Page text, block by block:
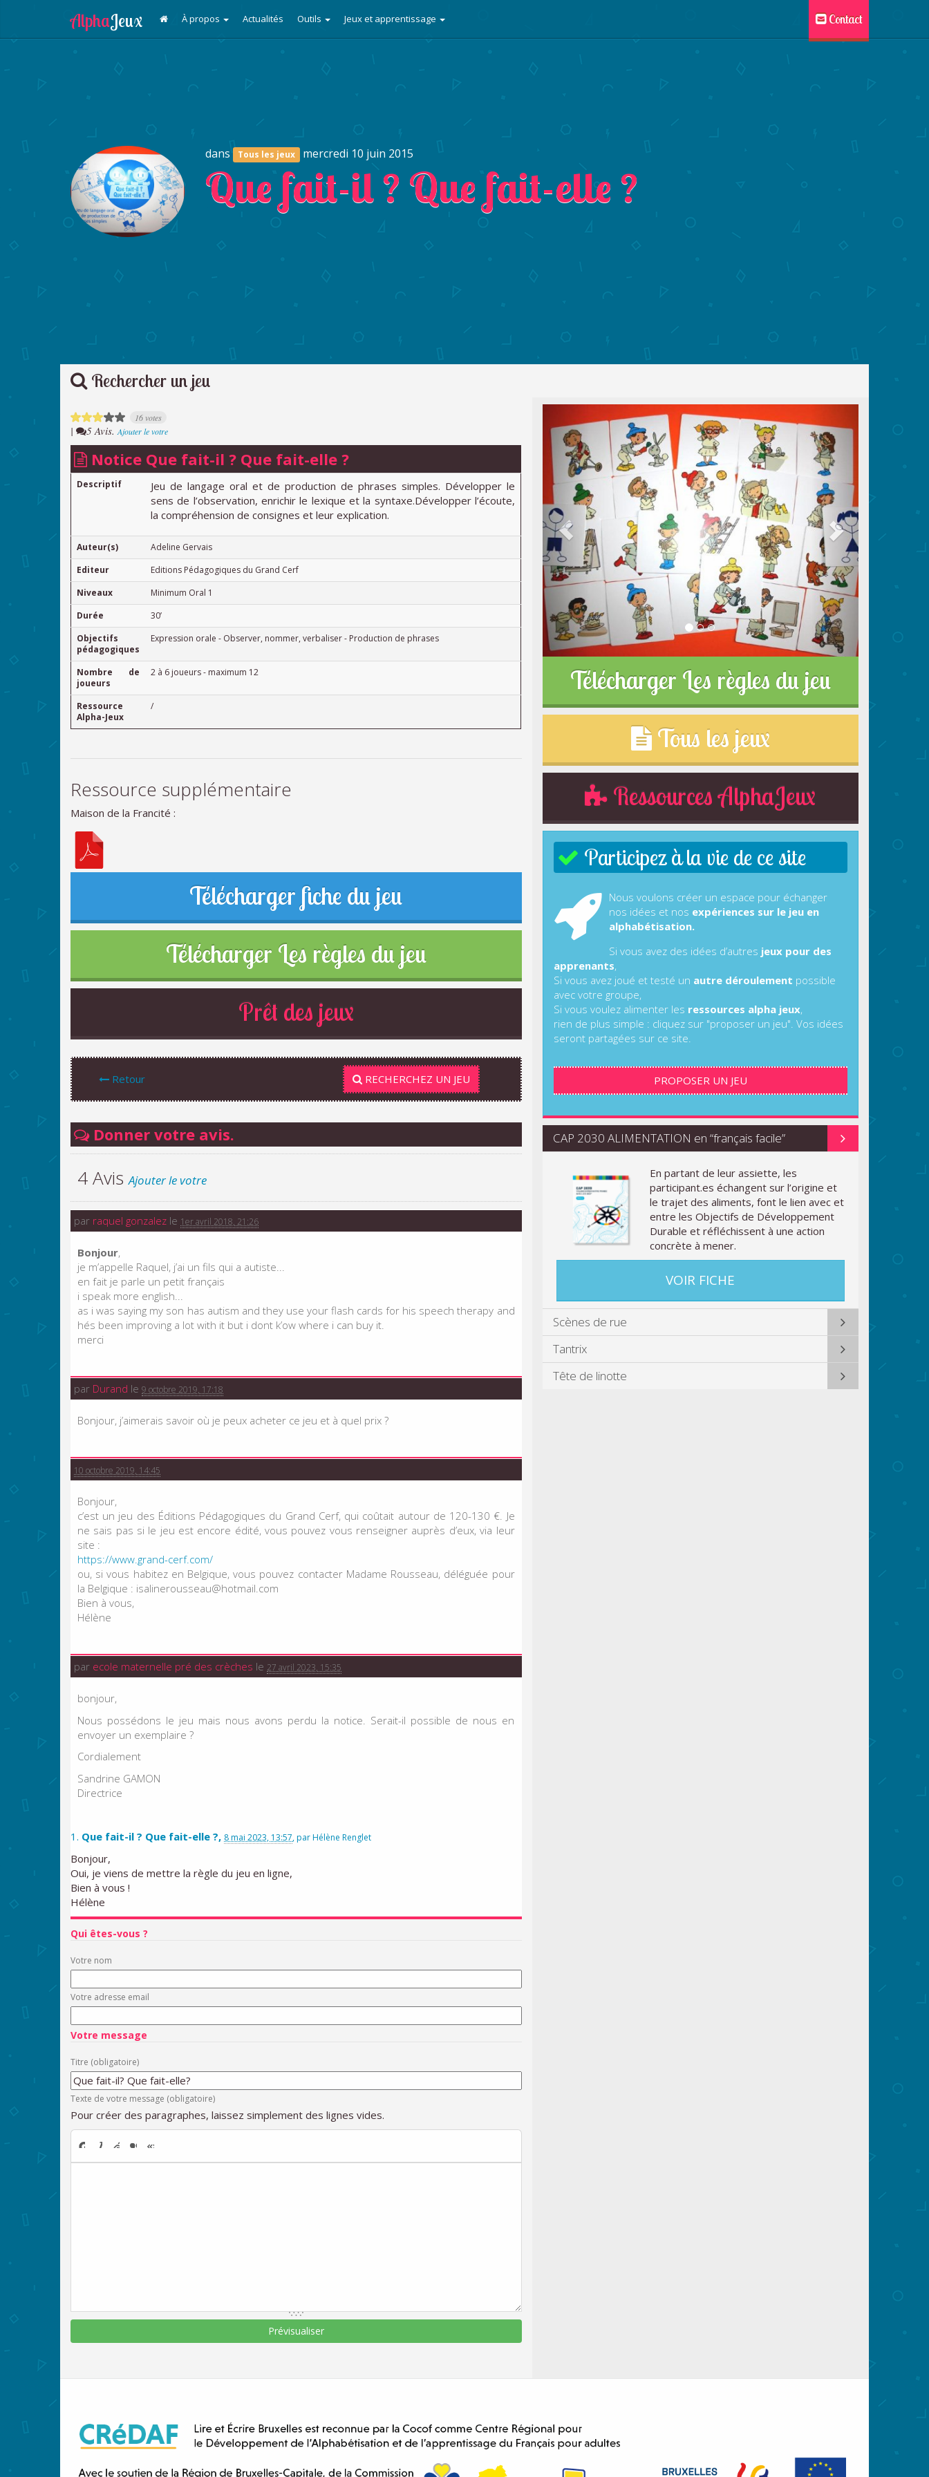
À propos Actualités Outils Jeux et apprentissage Contact
dans Tous les jeux mercredi 10 juin 2015
Que fait-il ? Que fait-elle ?
Rechercher un jeu
16 votes
| 5 Avis. Ajouter le votre
Notice Que fait-il ? Que fait-elle ?
Descriptif
Jeu de langage oral et de production de phrases simples. Développer le
sens de l’observation, enrichir le lexique et la syntaxe.Développer l’écoute,
la compréhension de consignes et leur explication.
Auteur(s)
Adeline Gervais
Editeur
Editions Pédagogiques du Grand Cerf
Niveaux
Minimum Oral 1
Durée
30’
Objectifs
pédagogiques
Expression orale - Observer, nommer, verbaliser - Production de phrases
Nombre de
joueurs
2 à 6 joueurs - maximum 12
Ressource
Alpha-Jeux
/
Ressource supplémentaire
Maison de la Francité :
Télécharger fiche du jeu
Télécharger Les règles du jeu
Prêt des jeux
Retour RECHERCHEZ UN JEU
Donner votre avis.
4 AvisAjouter le votre
par raquel gonzalez le 1er avril 2018, 21:26
Bonjour,
je m’appelle Raquel, j’ai un fils qui a autiste...
en fait je parle un petit français
i speak more english...
as i was saying my son has autism and they use your flash cards for his speech therapy and
hés been improving a lot with it but i dont k’ow where i can buy it.
merci
par Durand le 9 octobre 2019, 17:18
Bonjour, j’aimerais savoir où je peux acheter ce jeu et à quel prix ?
10 octobre 2019, 14:45
Bonjour,
c’est un jeu des Éditions Pédagogiques du Grand Cerf, qui coûtait autour de 120-130 €. Je
ne sais pas si le jeu est encore édité, vous pouvez vous renseigner auprès d’eux, via leur
site :
https://www.grand-cerf.com/
ou, si vous habitez en Belgique, vous pouvez contacter Madame Rousseau, déléguée pour
la Belgique : isalinerousseau@hotmail.com
Bien à vous,
Hélène
par ecole maternelle pré des crèches le 27 avril 2023, 15:35
bonjour,
Nous possédons le jeu mais nous avons perdu la notice. Serait-il possible de nous en
envoyer un exemplaire ?
Cordialement
Sandrine GAMON
Directrice
1. Que fait-il ? Que fait-elle ?, 8 mai 2023, 13:57,parHélène Renglet
Bonjour,
Oui, je viens de mettre la règle du jeu en ligne,
Bien à vous !
Hélène
Qui êtes-vous ?
Votre nom
Votre adresse email
Votre message
Titre (obligatoire)
Texte de votre message (obligatoire)
Pour créer des paragraphes, laissez simplement des lignes vides.
Télécharger Les règles du jeu
Tous les jeux
Ressources AlphaJeux
Participez à la vie de ce site
Nous voulons créer un espace pour échanger
nos idées et nos expériences sur le jeu en
alphabétisation.
Si vous avez des idées d’autres jeux pour des
apprenants,
Si vous avez joué et testé un autre déroulement possible
avec votre groupe,
Si vous voulez alimenter les ressources alpha jeux,
rien de plus simple : cliquez sur "proposer un jeu". Vos idées
seront partagées sur ce site.
PROPOSER UN JEU
CAP 2030 ALIMENTATION en “français facile”
En partant de leur assiette, les
participant.es échangent sur l’origine et
le trajet des aliments, font le lien avec et
entre les Objectifs de Développement
Durable et réfléchissent à une action
concrète à mener.
VOIR FICHE
Scènes de rue
Tantrix
Tête de linotte